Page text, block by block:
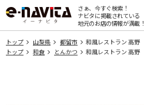
さぁ、今すぐ検索！
ナビタに掲載されている
地元のお店の情報が満載！
トップ 山梨県 都留市
和風レストラン 高野
トップ
和食 とんかつ 和風レストラン 高野